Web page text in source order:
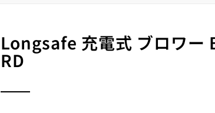
Longsafe 充電式 ブロワー
RD